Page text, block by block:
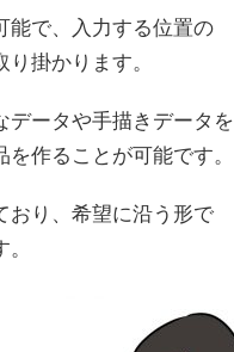
能で、入力する位置の
掛かります。
データや手描きデータを
作ることが可能です。
おり、希望に沿う形で